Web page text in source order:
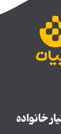
خانواده